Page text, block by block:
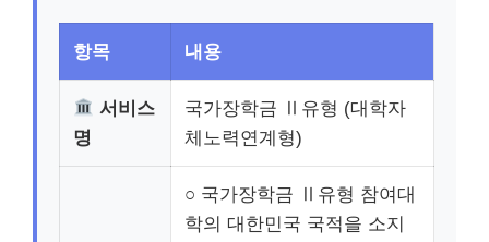
항목 내용
서비스
명
국가장학금 Ⅱ유형 (대학자
체노력연계형)
○ 국가장학금 Ⅱ유형 참여대
학의 대한민국 국적을 소지